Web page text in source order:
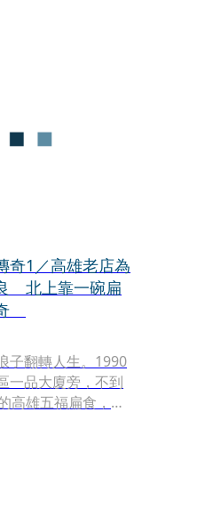
奇1／高雄老店為
北上靠一碗扁
子翻轉人生。1990
一品大廈旁，不到
高雄五福扁食，曾